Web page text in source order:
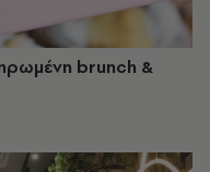
brunch &